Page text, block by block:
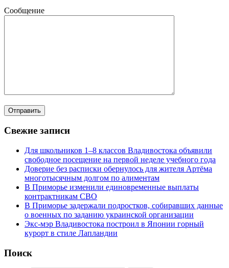
Сообщение
Свежие записи
Для школьников 1–8 классов Владивостока объявили
свободное посещение на первой неделе учебного года
Доверие без расписки обернулось для жителя Артёма
многотысячным долгом по алиментам
В Приморье изменили единовременные выплаты
контрактникам СВО
В Приморье задержали подростков, собиравших данные
о военных по заданию украинской организации
Экс-мэр Владивостока построил в Японии горный
курорт в стиле Лапландии
Поиск